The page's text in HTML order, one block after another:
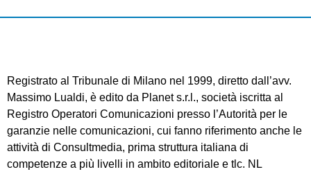
Registrato al Tribunale di Milano nel 1999, diretto dall’avv.
Massimo Lualdi, è edito da Planet s.r.l., società iscritta al
Registro Operatori Comunicazioni presso l’Autorità per le
garanzie nelle comunicazioni, cui fanno riferimento anche le
attività di Consultmedia, prima struttura italiana di
competenze a più livelli in ambito editoriale e tlc. NL